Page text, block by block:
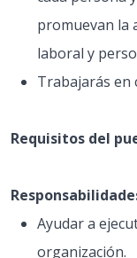
promuevan la
laboral y
Trabajarás en
Requisitos del
Ayudar a
organización.